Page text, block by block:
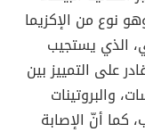
نوع من الإكزيما
الذي يستجيب
على التمييز بين
والبروتينات
كما أنّ الإصابة